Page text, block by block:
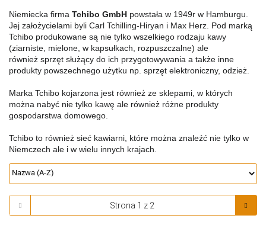
Niemiecka firma Tchibo GmbH powstała w 1949r w Hamburgu.
Jej założycielami byli Carl Tchilling-Hiryan i Max Herz. Pod marką
Tchibo produkowane są nie tylko wszelkiego rodzaju kawy
(ziarniste, mielone, w kapsułkach, rozpuszczalne) ale
również sprzęt służący do ich przygotowywania a także inne
produkty powszechnego użytku np. sprzęt elektroniczny, odzież
Marka Tchibo kojarzona jest również ze sklepami, w których
można nabyć nie tylko kawę ale również różne produkty
gospodarstwa domowego.
Tchibo to również sieć kawiarni, które można znaleźć nie tylko w
Niemczech ale i w wielu innych krajach.